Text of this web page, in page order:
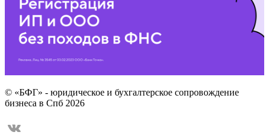
© «БФГ» - юридическое и бухгалтерское сопровождение
бизнеса в Спб 2026